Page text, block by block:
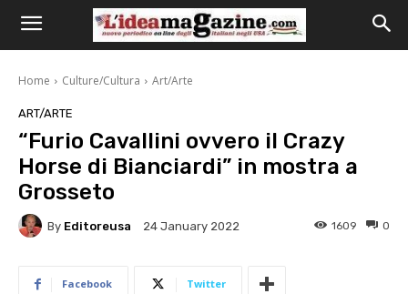
Home Culture/Cultura Art/Arte
ART/ARTE
“Furio Cavallini ovvero il Crazy
Horse di Bianciardi” in mostra a
Grosseto
By Editoreusa 24 January 2022 0
1609
Facebook Twitter